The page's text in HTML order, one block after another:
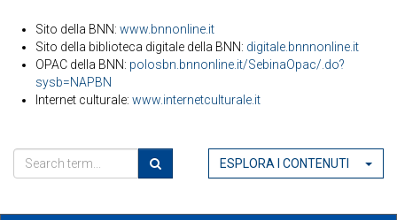
Sito della BNN: www.bnnonline.it
Sito della biblioteca digitale della BNN: digitale.bnnnonline.it
OPAC della BNN: polosbn.bnnonline.it/SebinaOpac/.do?
sysb=NAPBN
Internet culturale: www.internetculturale.it
ESPLORA I CONTENUTI